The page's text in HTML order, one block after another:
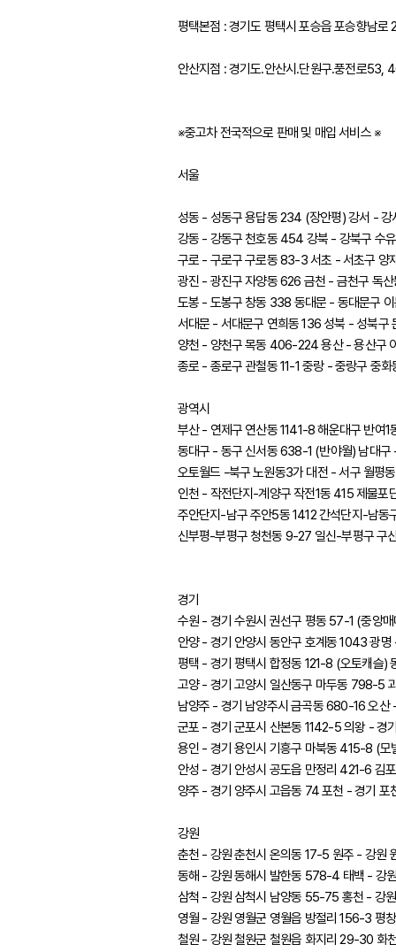
평택본점 : 경기도 평택시 포승읍 포승향남로
안산지점 : 경기도.안산시.단원구.풍전로53,
※중고차 전국적으로 판매 및 매입 서비스 ※
서울
성동 - 성동구 용답동 234 (장안평) 강서 -
강동 - 강동구 천호동 454 강북 - 강북구 수
구로 - 구로구 구로동 83-3 서초 - 서초구 양
광진 - 광진구 자양동 626 금천 - 금천구 독
도봉 - 도봉구 창동 338 동대문 - 동대문구
서대문 - 서대문구 연희동 136 성북 - 성북
양천 - 양천구 목동 406-224 용산 - 용산구
종로 - 종로구 관철동 11-1 중랑 - 중랑구 중
광역시
부산 - 연제구 연산동 1141-8 해운대구 반여
동대구 - 동구 신서동 638-1 (반야월) 남대
오토월드 -북구 노원동3가 대전 - 서구 월평
인천 - 작전단지-계양구 작전1동 415 제물
주안단지-남구 주안5동 1412 간석단지-남
신부평-부평구 청천동 9-27 일신-부평구 구
경기
수원 - 경기 수원시 권선구 평동 57-1 (중앙
안양 - 경기 안양시 동안구 호계동 1043 광
평택 - 경기 평택시 합정동 121-8 (오토캐슬
고양 - 경기 고양시 일산동구 마두동 798-5
남양주 - 경기 남양주시 금곡동 680-16 오
군포 - 경기 군포시 산본동 1142-5 의왕 -
용인 - 경기 용인시 기흥구 마북동 415-8 (
안성 - 경기 안성시 공도읍 만정리 421-6 김
양주 - 경기 양주시 고읍동 74 포천 - 경기
강원
춘천 - 강원 춘천시 온의동 17-5 원주 - 강원
동해 - 강원 동해시 발한동 578-4 태백 - 강
삼척 - 강원 삼척시 남양동 55-75 홍천 - 강
영월 - 강원 영월군 영월읍 방절리 156-3 평
철원 - 강원 철원군 철원읍 화지리 29-30 화